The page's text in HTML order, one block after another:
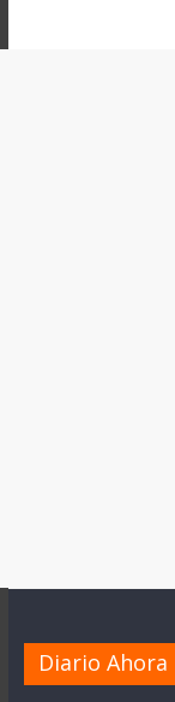
Diario Ahora